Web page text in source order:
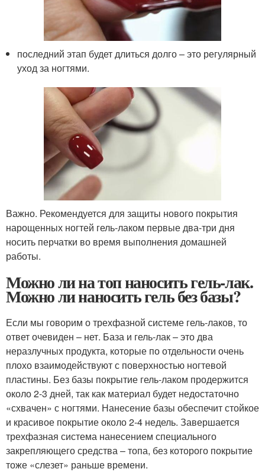
последний этап будет длиться долго – это регулярный
уход за ногтями.
Важно. Рекомендуется для защиты нового покрытия
нарощенных ногтей гель-лаком первые два-три дня
носить перчатки во время выполнения домашней
работы.
Можно ли на топ наносить гель-лак.
Можно ли наносить гель без базы?
Если мы говорим о трехфазной системе гель-лаков, то
ответ очевиден – нет. База и гель-лак – это два
неразлучных продукта, которые по отдельности очень
плохо взаимодействуют с поверхностью ногтевой
пластины. Без базы покрытие гель-лаком продержится
около 2-3 дней, так как материал будет недостаточно
«схвачен» с ногтями. Нанесение базы обеспечит стойкое
и красивое покрытие около 2-4 недель. Завершается
трехфазная система нанесением специального
закрепляющего средства – топа, без которого покрытие
тоже «слезет» раньше времени.